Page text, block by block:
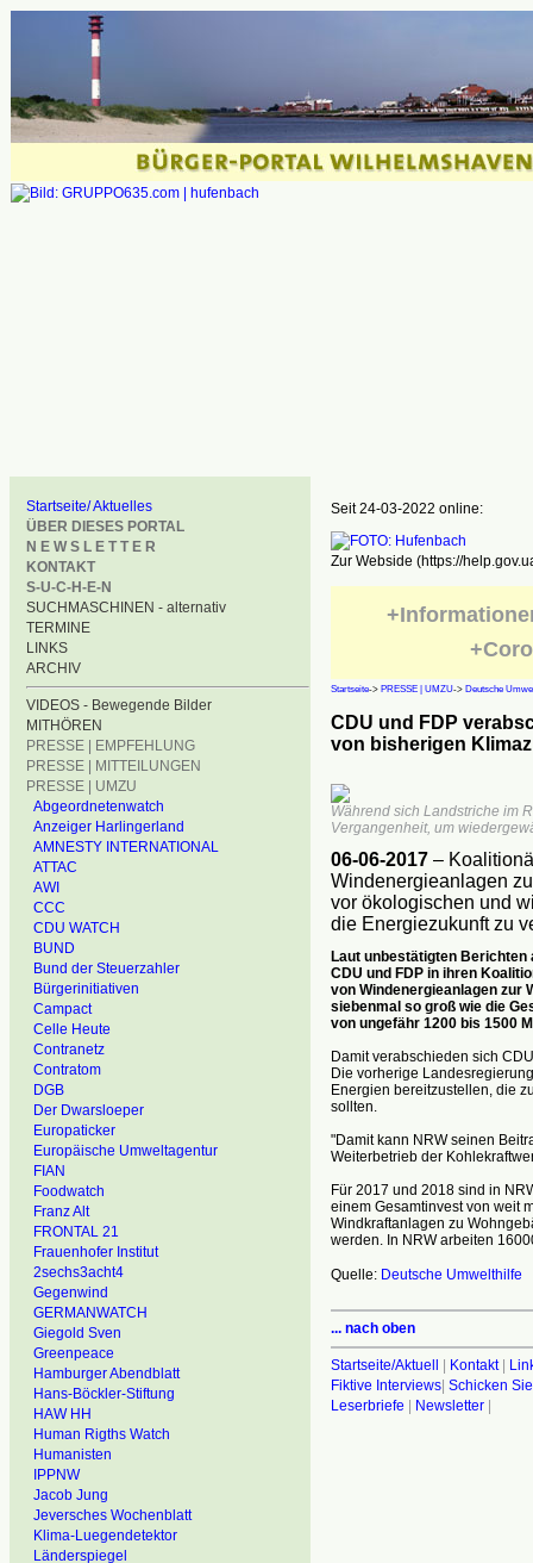
Startseite/ Aktuelles
ÜBER DIESES PORTAL
N E W S L E T T E R
KONTAKT
S-U-C-H-E-N
SUCHMASCHINEN - alternativ
TERMINE
LINKS
ARCHIV
VIDEOS - Bewegende Bilder
MITHÖREN
PRESSE | EMPFEHLUNG
PRESSE | MITTEILUNGEN
PRESSE | UMZU
Abgeordnetenwatch
Anzeiger Harlingerland
AMNESTY INTERNATIONAL
ATTAC
AWI
CCC
CDU WATCH
BUND
Bund der Steuerzahler
Bürgerinitiativen
Campact
Celle Heute
Contranetz
Contratom
DGB
Der Dwarsloeper
Europaticker
Europäische Umweltagentur
FIAN
Foodwatch
Franz Alt
FRONTAL 21
Frauenhofer Institut
2sechs3acht4
Gegenwind
GERMANWATCH
Giegold Sven
Greenpeace
Hamburger Abendblatt
Hans-Böckler-Stiftung
HAW HH
Human Rigths Watch
Humanisten
IPPNW
Jacob Jung
Jeversches Wochenblatt
Klima-Luegendetektor
Länderspiegel
Seit 24-03-2022 online:
Zur Webside (https://
Startseite-> PRESSE | UMZU-> Deutsche
CDU und FDP
von bisherigen
Während sich Landstriche im
Vergangenheit, um
06-06-2017–
Windenergieanlagen
vor ökologischen und
die Energiezukunft zu
Laut unbestätigten Berichten
CDU und FDP in ihren
von Windenergieanlagen zur
siebenmal so groß wie die
von ungefähr 1200 bis 1500
Damit verabschieden sich
Die vorherige
Energien bereitzustellen, die
sollten.
"Damit kann NRW seinen
Weiterbetrieb der
Für 2017 und 2018 sind in
einem Gesamtinvest von weit
Windkraftanlagen zu
werden. In NRW arbeiten
Quelle: Deutsche Umwelthilfe
... nach oben
Startseite/Aktuell | Kontakt|
Fiktive Interviews| Schicken
Leserbriefe | Newsletter|